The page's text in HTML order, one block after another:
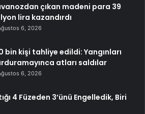
çıkan madeni para 39
lira kazandırdı
6, 2026
bin kişi tahliye edildi: Yangınları
atları saldılar
6, 2026
4 Füzeden 3’ünü Engelledik, Biri